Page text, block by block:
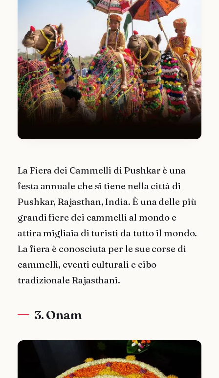
La Fiera dei Cammelli di Pushkar è una
festa annuale che si tiene nella città di
Pushkar, Rajasthan, India. È una delle più
grandi fiere dei cammelli al mondo e
attira migliaia di turisti da tutto il mondo.
La fiera è conosciuta per le sue corse di
cammelli, eventi culturali e cibo
tradizionale Rajasthani.
3. Onam